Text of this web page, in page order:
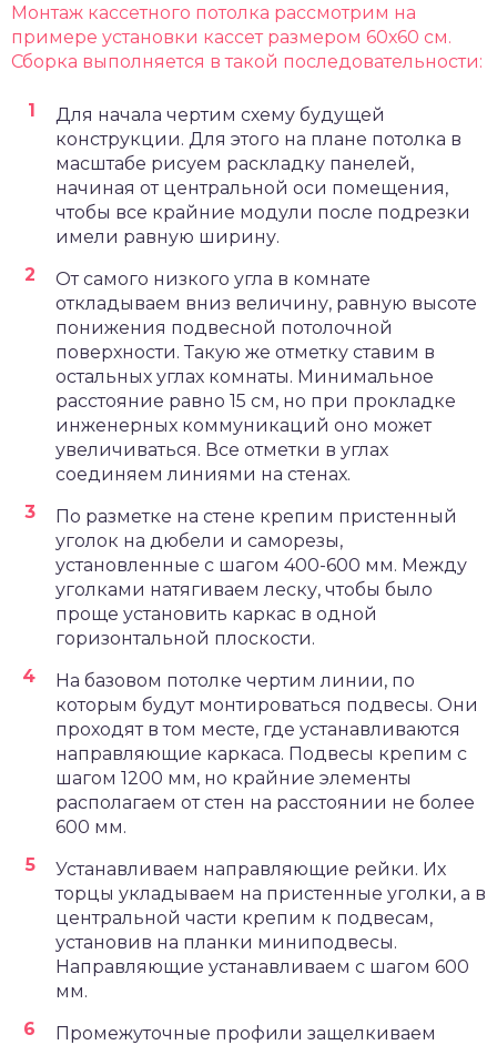
Монтаж кассетного потолка рассмотрим на
примере установки кассет размером 60х60 см.
Сборка выполняется в такой последовательности:
Для начала чертим схему будущей
конструкции. Для этого на плане потолка в
масштабе рисуем раскладку панелей,
начиная от центральной оси помещения,
чтобы все крайние модули после подрезки
имели равную ширину.
От самого низкого угла в комнате
откладываем вниз величину, равную высоте
понижения подвесной потолочной
поверхности. Такую же отметку ставим в
остальных углах комнаты. Минимальное
расстояние равно 15 см, но при прокладке
инженерных коммуникаций оно может
увеличиваться. Все отметки в углах
соединяем линиями на стенах.
По разметке на стене крепим пристенный
уголок на дюбели и саморезы,
установленные с шагом 400-600 мм. Между
уголками натягиваем леску, чтобы было
проще установить каркас в одной
горизонтальной плоскости.
На базовом потолке чертим линии, по
которым будут монтироваться подвесы. Они
проходят в том месте, где устанавливаются
направляющие каркаса. Подвесы крепим с
шагом 1200 мм, но крайние элементы
располагаем от стен на расстоянии не более
600 мм.
Устанавливаем направляющие рейки. Их
торцы укладываем на пристенные уголки, а в
центральной части крепим к подвесам,
установив на планки миниподвесы.
Направляющие устанавливаем с шагом 600
мм.
Промежуточные профили защелкиваем